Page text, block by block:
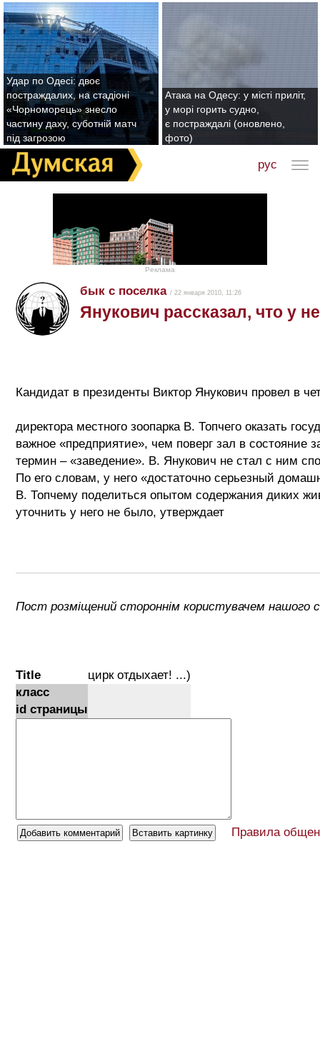
Удар по Одесі: двоє
постраждалих, на стадіоні
«Чорноморець» знесло
частину даху, суботній матч
під загрозою
Атака на Одесу: у місті приліт,
у морі горить судно,
є постраждалі (оновлено,
фото)
рус
Реклама
бык с поселка / 22 января 2010, 11:26
Янукович рассказал, что у
Кандидат в президенты Виктор Янукович провел в
директора местного зоопарка В. Топчего оказать
важное «предприятие», чем поверг зал в
термин – «заведение». В. Янукович не стал с ним
По его словам, у него «достаточно серьезный
В. Топчему поделиться опытом содержания диких
уточнить у него не было, утверждает
Пост розміщений стороннім користувачем нашого
Title
цирк отдыхает! ...)
класс
id страницы
Правила